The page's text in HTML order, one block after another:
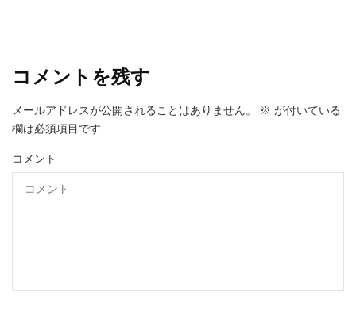
コメントを残す
メールアドレスが公開されることはありません。 ※ が付いている
欄は必須項目です
コメント